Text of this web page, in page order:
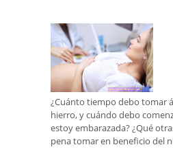
¿Cuánto tiempo debo tomar
hierro, y cuándo debo
estoy embarazada? ¿Qué
pena tomar en beneficio del